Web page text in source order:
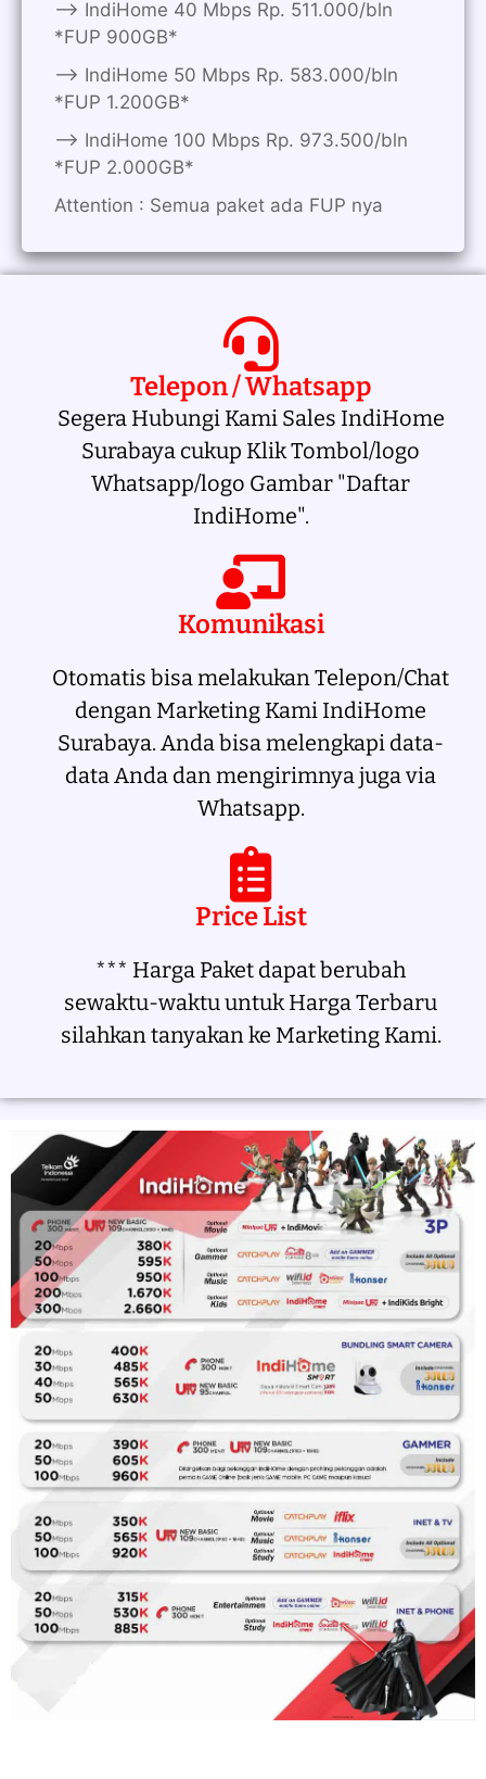
——> IndiHome 40 Mbps Rp. 511.000/bln
*FUP 900GB*
——> IndiHome 50 Mbps Rp. 583.000/bln
*FUP 1.200GB*
——> IndiHome 100 Mbps Rp. 973.500/bln
*FUP 2.000GB*
Attention : Semua paket ada FUP nya
Telepon / Whatsapp
Segera Hubungi Kami Sales IndiHome
Surabaya cukup Klik Tombol/logo
Whatsapp/logo Gambar "Daftar
IndiHome".
Komunikasi
Otomatis bisa melakukan Telepon/Chat
dengan Marketing Kami IndiHome
Surabaya. Anda bisa melengkapi data-
data Anda dan mengirimnya juga via
Whatsapp.
Price List
*** Harga Paket dapat berubah
sewaktu-waktu untuk Harga Terbaru
silahkan tanyakan ke Marketing Kami.